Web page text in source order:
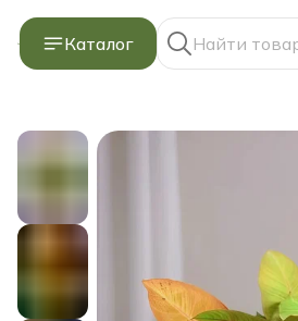
Каталог